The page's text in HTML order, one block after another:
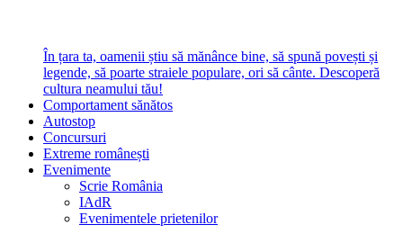
În țara ta, oamenii știu să mănânce bine, să spună povești și
legende, să poarte straiele populare, ori să cânte. Descoperă
cultura neamului tău!
Comportament sănătos
Autostop
Concursuri
Extreme românești
Evenimente
Scrie România
IAdR
Evenimentele prietenilor